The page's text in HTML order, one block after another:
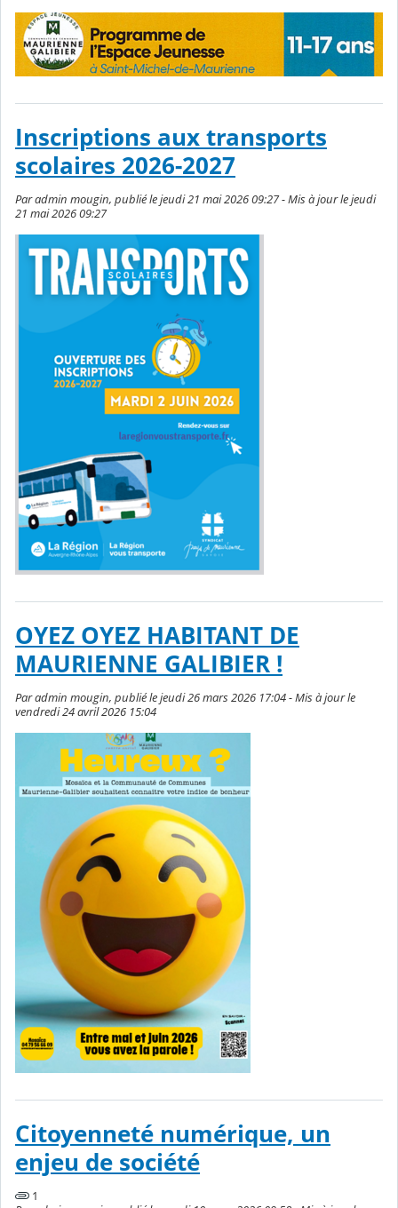
Inscriptions aux transports
scolaires 2026-2027
Par admin mougin, publié le jeudi 21 mai 2026 09:27 - Mis à jour le jeudi
21 mai 2026 09:27
OYEZ OYEZ HABITANT DE
MAURIENNE GALIBIER !
Par admin mougin, publié le jeudi 26 mars 2026 17:04 - Mis à jour le
vendredi 24 avril 2026 15:04
Citoyenneté numérique, un
enjeu de société
1